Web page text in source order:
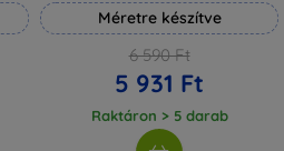
Méretre készítve
6 590 Ft
5 931 Ft
Raktáron > 5 darab